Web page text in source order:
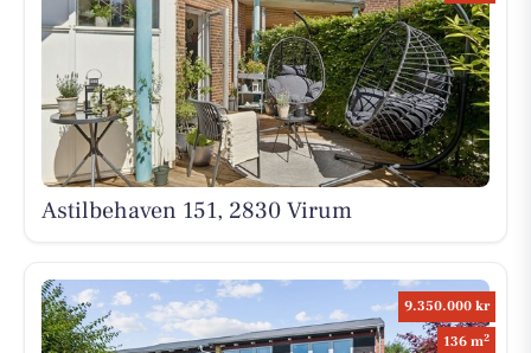
Astilbehaven 151, 2830 Virum
9.350.000 kr
136 m2